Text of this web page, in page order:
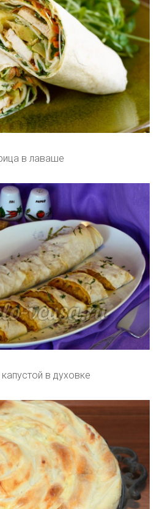
в лаваше
в духовке